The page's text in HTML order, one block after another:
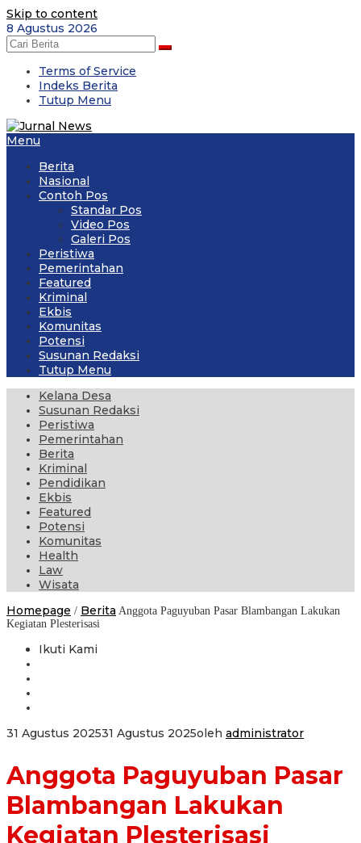
Skip to content
8 Agustus 2026
Terms of Service
Indeks Berita
Tutup Menu
Menu
Berita
Nasional
Contoh Pos
Standar Pos
Video Pos
Galeri Pos
Peristiwa
Pemerintahan
Featured
Kriminal
Ekbis
Komunitas
Potensi
Susunan Redaksi
Tutup Menu
Kelana Desa
Susunan Redaksi
Peristiwa
Pemerintahan
Berita
Kriminal
Pendidikan
Ekbis
Featured
Potensi
Komunitas
Health
Law
Wisata
Homepage / Berita Anggota Paguyuban Pasar Blambangan Lakukan
Kegiatan Plesterisasi
Ikuti Kami
31 Agustus 202531 Agustus 2025oleh administrator
Anggota Paguyuban Pasar
Blambangan Lakukan
Kegiatan Plesterisasi